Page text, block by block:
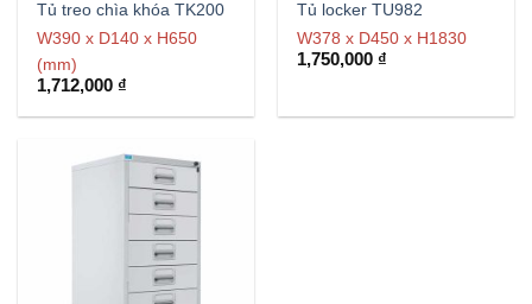
Tủ treo chìa khóa TK200
W390 x D140 x H650
(mm)
1,712,000 ₫
Tủ locker TU982
W378 x D450 x H1830
1,750,000 ₫